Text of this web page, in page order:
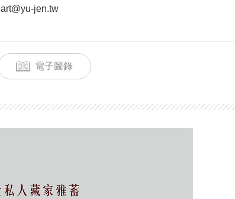
art@yu-jen.tw
電子圖錄